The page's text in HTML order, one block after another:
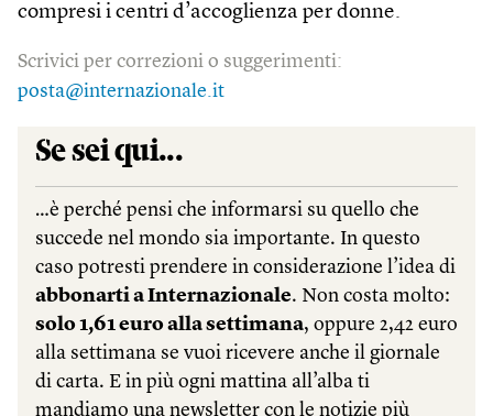
compresi i centri d’accoglienza per donne.
Scrivici per correzioni o suggerimenti:
posta@internazionale.it